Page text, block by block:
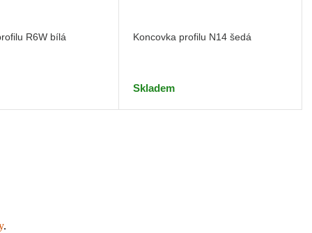
R6W bílá Koncovka profilu N14 šedá
Skladem
.